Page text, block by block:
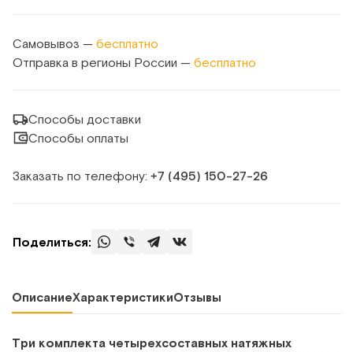
Самовывоз — бесплатно
Отправка в регионы России — бесплатно
Способы доставки
Способы оплаты
Заказать по телефону: +7 (495) 150‑27‑26
Поделиться:
ОписаниеХарактеристикиОтзывы
Три комплекта четырехсоставных натяжных